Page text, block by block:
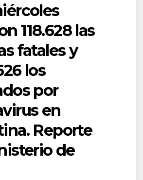
118.628 las
fatales y
los
por
en
Reporte
de